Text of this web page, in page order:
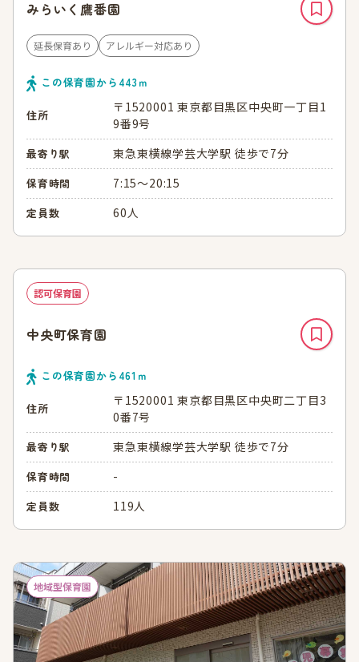
みらいく鷹番園
延長保育あり アレルギー対応あり
この保育園から 443ｍ
住所
〒1520001 東京都目黒区中央町一丁目1
9番9号
最寄り駅 東急東横線学芸大学駅 徒歩で7分
保育時間 7:15～20:15
定員数 60人
認可保育園
中央町保育園
この保育園から 461 ｍ
住所
〒1520001 東京都目黒区中央町二丁目3
0番7号
最寄り駅 東急東横線学芸大学駅 徒歩で7分
保育時間 -
定員数 119人
地域型保育園